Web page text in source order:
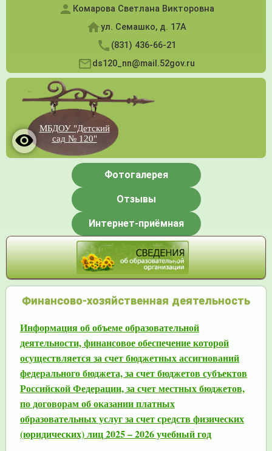
Комарова Светлана Викторовна
ул. Семашко, д. 17А
(831) 436-66-21
ds120_nn@mail.52gov.ru
МБДОУ "Детский
сад № 120"
Фотогалерея
Отзывы
Интернет-приёмная
Меню
Финансово-хозяйственная деятельность
Информация об объеме образовательной
деятельности, финансовое обеспечение которой
осуществляется за счет бюджетных ассигнований
федерального бюджета, за счет бюджетов субъектов
Российской Федерации, за счет местных бюджетов,
по договорам об оказании платных
образовательных услуг за счет средств физических
(юридических) лиц 2025 – 2026 учебный год